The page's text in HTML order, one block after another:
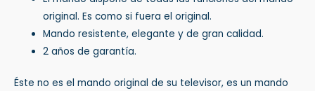
original. Es como si fuera el original.
Mando resistente, elegante y de gran calidad.
2 años de garantía.
Éste no es el mando original de su televisor, es un mando